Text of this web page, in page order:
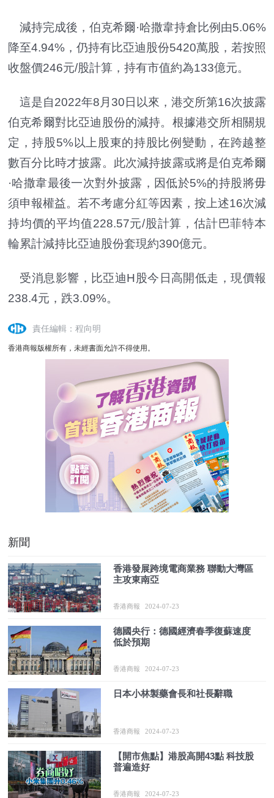
減持完成後，伯克希爾·哈撒韋持倉比例由5.06%
降至4.94%，仍持有比亞迪股份5420萬股，若按照
收盤價246元/股計算，持有市值約為133億元。
這是自2022年8月30日以來，港交所第16次披露
伯克希爾對比亞迪股份的減持。根據港交所相關規
定，持股5%以上股東的持股比例變動，在跨越整
數百分比時才披露。此次減持披露或將是伯克希爾
·哈撒韋最後一次對外披露，因低於5%的持股將毋
須申報權益。若不考慮分紅等因素，按上述16次減
持均價的平均值228.57元/股計算，估計巴菲特本
輪累計減持比亞迪股份套現約390億元。
受消息影響，比亞迪H股今日高開低走，現價報
238.4元，跌3.09%。
責任編輯：程向明
香港商報版權所有，未經書面允許不得使用。
新聞
香港發展跨境電商業務 聯動大灣區
主攻東南亞
香港商報 2024-07-23
德國央行：德國經濟春季復蘇速度
低於預期
香港商報 2024-07-23
日本小林製藥會長和社長辭職
香港商報 2024-07-23
【開市焦點】港股高開43點 科技股
普遍造好
香港商報 2024-07-23